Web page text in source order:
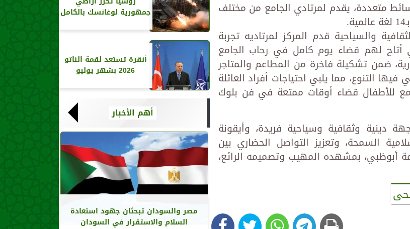
متعددة، يقدم لمرتادي الجامع من مختلف
والسياحية قدم المركز لمرتاديه تجربة
أتاح لهم قضاء يوم كامل في رحاب الجامع
ما تقدمه أكثر من 50 وحدة تجارية، ضمن تشكيلة فاخرة من المطاعم والمتاجر
التنوع، مما يلبي احتياجات أفراد العائلة
للأطفال قضاء أوقات ممتعة في فن بلوك
دينية وثقافية وسياحية فريدة، وأيقونة
السمحة، وتعزيز التواصل الحضاري بين
أبوظبي، بمشهده المهيب وتصميمه الرائع،
جمهورية لوغانسك بالكامل
أنقرة تستعد لقمة الناتو
2026 بشهر يوليو
أهم الأخبار
مصر والسودان تبحثان جهود استعادة
السلام والاستقرار في السودان